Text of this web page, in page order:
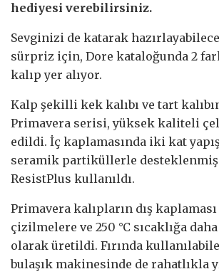
hediyesi verebilirsiniz.
Sevginizi de katarak
sürpriz için, Dore kataloğunda 2
kalıp yer alıyor.
Kalp şekilli kek kalıbı ve tart
Primavera serisi, yüksek kaliteli
edildi. İç kaplamasında iki kat
seramik partiküllerle
ResistPlus kullanıldı.
Primavera kalıpların dış
çizilmelere ve 250 °C sıcaklığa daha
olarak üretildi. Fırında
bulaşık makinesinde de rahatlıkla